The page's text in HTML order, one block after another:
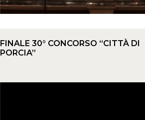
FINALE 30° CONCORSO “CITTÀ DI
PORCIA”